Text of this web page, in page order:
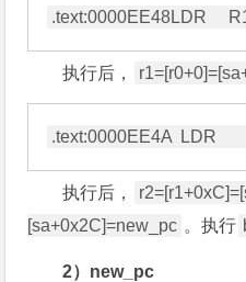
执行后，
执行后，
[sa+0x2C]=new_pc 。执行
2）new_pc